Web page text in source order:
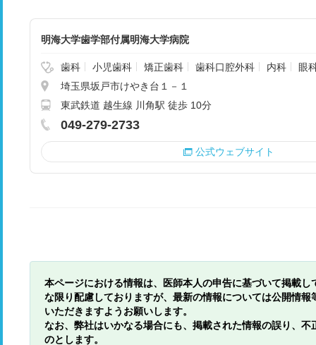
明海大学歯学部付属明海大学病院
歯科 小児歯科 矯正歯科 歯科口腔外科 内科
眼
埼玉県坂戸市けやき台１－１
東武鉄道 越生線 川角駅 徒歩 10分
049-279-2733
公式ウェブサイト
本ページにおける情報は、医師本人の申告に基づいて掲載
な限り配慮しておりますが、最新の情報については公開情
いただきますようお願いします。
なお、弊社はいかなる場合にも、掲載された情報の誤り、
のとします。